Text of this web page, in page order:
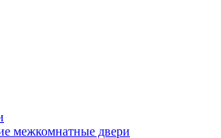
межкомнатные двери